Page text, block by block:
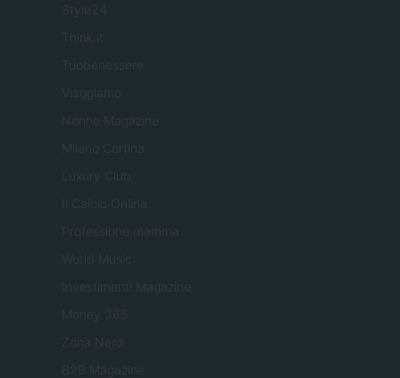
Style24
Think.it
Tuobenessere
Viaggiamo
Nonne Magazine
Milano Cortina
Luxury Club
Il Calcio Online
Professione mamma
World Music
Investimenti Magazine
Money 365
Zona Nerd
B2B Magazine